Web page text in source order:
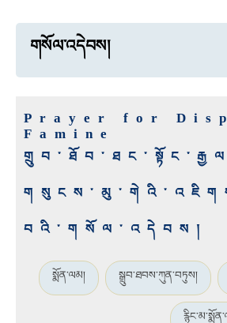
གསོལ་འདེབས།
Prayer for
Famine
བའི་གསོལ་འདེབས།
སྨོན་ལམ། སྒྲུབ་ཐབས་ཀུན་བཏུས།